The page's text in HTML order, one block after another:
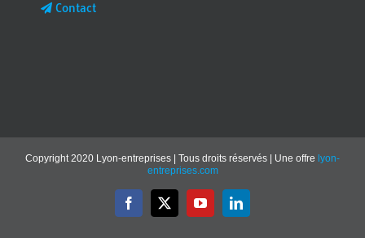
Contact
Copyright 2020 Lyon-entreprises | Tous droits réservés | Une offre lyon-
entreprises.com
Facebook
X YouTubeLinkedIn